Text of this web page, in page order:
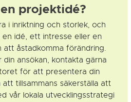
projektidé?
i inriktning och storlek, och
idé, ett intresse eller en
att åstadkomma förändring.
din ansökan, kontakta gärna
för att presentera din
tillsammans säkerställa att
vår lokala utvecklingsstrategi